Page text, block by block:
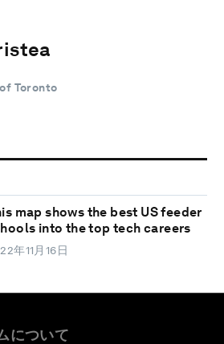
Toronto
map shows the best US feeder
into the top tech careers
年11月16日
について